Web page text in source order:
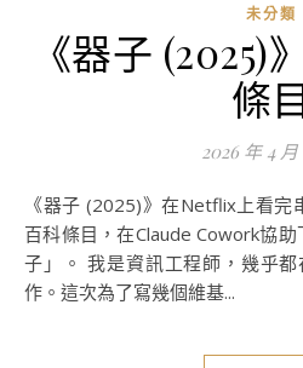
未分類
《器子 (2025)
條
2026 年 4 月
《器子 (2025)》在Netflix上看完串流電影後，發現沒有維基
百科條目，在Claude Cowork協
子」。 我是資訊工程師，幾乎
作。這次為了寫幾個維基...